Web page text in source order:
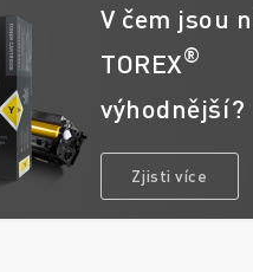
V čem jsou
TOREX®
výhodnější?
Zjisti více